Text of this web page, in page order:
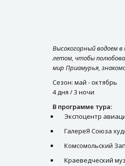
Высокогорный водоем в
летом, чтобы
мир Приамурья,
Сезон: май - октябрь
4 дня / 3 ночи
В программе тура:
Экспоцентр
ГалереЯ Союза
Комсомольский
Краеведческий